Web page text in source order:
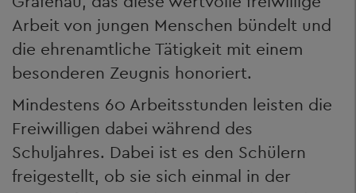
Arbeit von jungen Menschen bündelt und
die ehrenamtliche Tätigkeit mit einem
besonderen Zeugnis honoriert.
Mindestens 60 Arbeitsstunden leisten die
Freiwilligen dabei während des
Schuljahres. Dabei ist es den Schülern
freigestellt, ob sie sich einmal in der